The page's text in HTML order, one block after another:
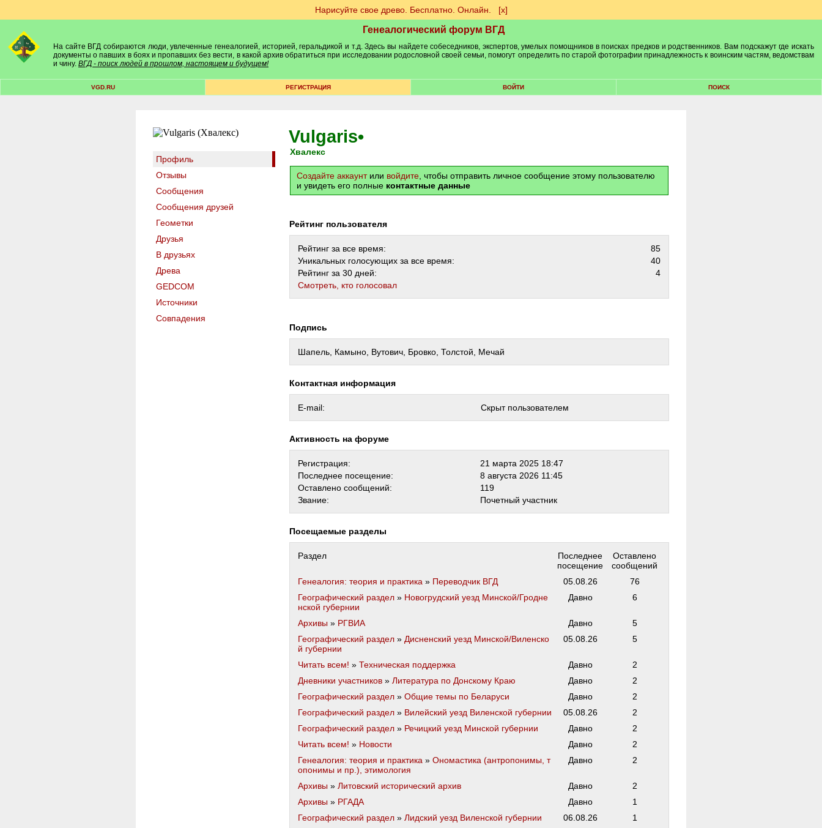
Нарисуйте свое древо. Бесплатно. Онлайн. [х]
Генеалогический форум ВГД
На сайте ВГД собираются люди, увлеченные генеалогией, историей, геральдикой и т.д. Здесь вы найдете собеседников, экспертов, умелых помощников в поисках предков и родственников. Вам подскажут где искать
документы о павших в боях и пропавших без вести, в какой архив обратиться при исследовании родословной своей семьи, помогут определить по старой фотографии принадлежность к воинским частям, ведомствам
и чину. ВГД - поиск людей в прошлом, настоящем и будущем!
VGD.RU РЕГИСТРАЦИЯ ВОЙТИ ПОИСК
Профиль
Отзывы
Сообщения
Сообщения друзей
Геометки
Друзья
В друзьях
Древа
GEDCOM
Источники
Совпадения
Vulgaris•
Хвалекс
Создайте аккаунтили войдите , чтобы отправить личное сообщение этому пользователю
и увидеть его полные контактные данные
Рейтинг пользователя
Рейтинг за все время:
85
Уникальных голосующих за все время:
40
Рейтинг за 30 дней:
4
Cмотреть, кто голосовал
Подпись
Шапель, Камыно, Вутович, Бровко, Толстой, Мечай
Контактная информация
E-mail: Скрыт пользователем
Активность на форуме
Регистрация:
21 марта 2025 18:47
Последнее посещение:
8 августа 2026 11:45
Оставлено сообщений:
119
Звание:
Почетный участник
Посещаемые разделы
Раздел
Последнее
посещение
Оставлено
сообщений
Генеалогия: теория и практика » Переводчик ВГД 05.08.26
76
Географический раздел » Новогрудский уезд Минской/Гродне
нской губернии
Давно 6
Архивы » РГВИА Давно
5
Географический раздел » Дисненский уезд Минской/Виленско
й губернии
05.08.26 5
Читать всем! » Техническая поддержка Давно
2
Дневники участников » Литература по Донскому Краю Давно
2
Географический раздел » Общие темы по Беларуси Давно
2
Географический раздел » Вилейский уезд Виленской губернии 05.08.26
2
Географический раздел » Речицкий уезд Минской губернии Давно
2
Читать всем! » Новости Давно
2
Генеалогия: теория и практика » Ономастика (антропонимы, т
опонимы и пр.), этимология
Давно 2
Архивы » Литовский исторический архив Давно
2
Архивы » РГАДА Давно
1
Географический раздел » Лидский уезд Виленской губернии 06.08.26
1